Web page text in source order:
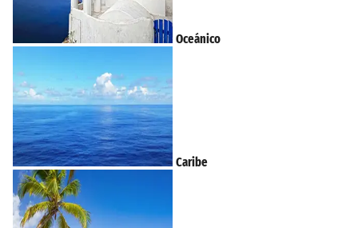
Oceánico
Caribe